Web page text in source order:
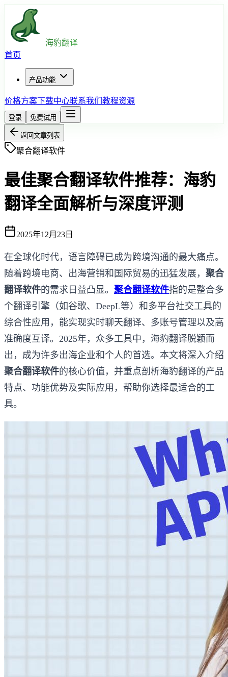
海豹翻译
首页
产品功能
价格方案下载中心联系我们 教程资源
登录 免费试用
返回文章列表
聚合翻译软件
最佳聚合翻译软件推荐：海豹
翻译全面解析与深度评测
2025年12月23日
在全球化时代，语言障碍已成为跨境沟通的最大痛点。
随着跨境电商、出海营销和国际贸易的迅猛发展， 聚合
翻译软件的需求日益凸显。 聚合翻译软件指的是整合多
个翻译引擎（如谷歌、DeepL等）和多平台社交工具的
综合性应用，能实现实时聊天翻译、多账号管理以及高
准确度互译。2025年，众多工具中，海豹翻译脱颖而
出，成为许多出海企业和个人的首选。本文将深入介绍
聚合翻译软件的核心价值，并重点剖析海豹翻译的产品
特点、功能优势及实际应用，帮助你选择最适合的工
具。